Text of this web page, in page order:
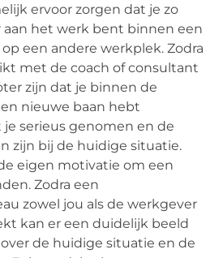
ervoor zorgen dat je zo
aan het werk bent binnen een
een andere werkplek. Zodra
met de coach of consultant
zijn dat je binnen de
nieuwe baan hebt
serieus genomen en de
zijn bij de huidige situatie.
eigen motivatie om een
Zodra een
zowel jou als de werkgever
kan er een duidelijk beeld
de huidige situatie en de